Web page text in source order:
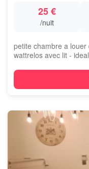
25 €
/nuit
petite chambre a
wattrelos avec lit -